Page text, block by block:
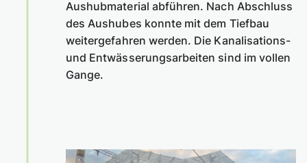
Aushubmaterial abführen. Nach Abschluss
des Aushubes konnte mit dem Tiefbau
weitergefahren werden. Die Kanalisations-
und Entwässerungsarbeiten sind im vollen
Gange.